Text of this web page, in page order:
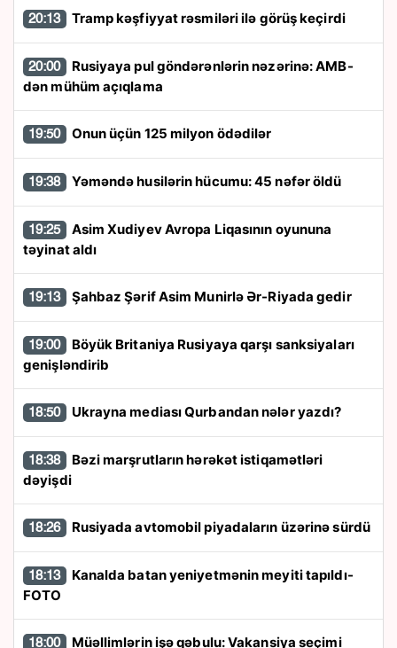
20:13 Tramp kəşfiyyat rəsmiləri ilə görüş keçirdi
20:00
dən mühüm açıqlama
19:50 Onun üçün 125 milyon ödədilər
19:38 Yəməndə husilərin hücumu: 45 nəfər öldü
19:25
təyinat aldı
19:13 Şahbaz Şərif Asim Munirlə Ər-Riyada gedir
19:00
genişləndirib
18:50 Ukrayna mediası Qurbandan nələr yazdı?
18:38
dəyişdi
18:26 Rusiyada avtomobil piyadaların üzərinə sürdü
18:13
FOTO
18:00